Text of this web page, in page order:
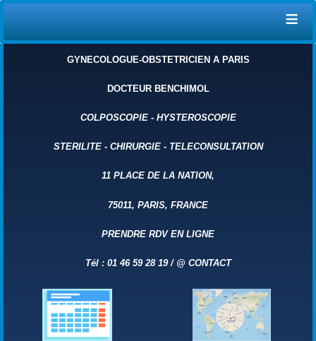
≡
GYNECOLOGUE-OBSTETRICIEN A PARIS
DOCTEUR BENCHIMOL
COLPOSCOPIE- HYSTEROSCOPIE
STERILITE- CHIRURGIE- TELECONSULTATION
11 PLACE DE LA NATION,
75011, PARIS, FRANCE
PRENDRE RDV EN LIGNE
Tél : 01 46 59 28 19 / @ CONTACT